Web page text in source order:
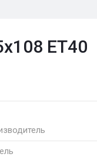
ET40